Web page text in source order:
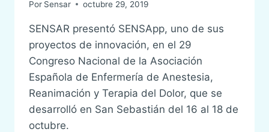
Por Sensar octubre 29, 2019
SENSAR presentó SENSApp, uno de sus
proyectos de innovación, en el 29
Congreso Nacional de la Asociación
Española de Enfermería de Anestesia,
Reanimación y Terapia del Dolor, que se
desarrolló en San Sebastián del 16 al 18 de
octubre.